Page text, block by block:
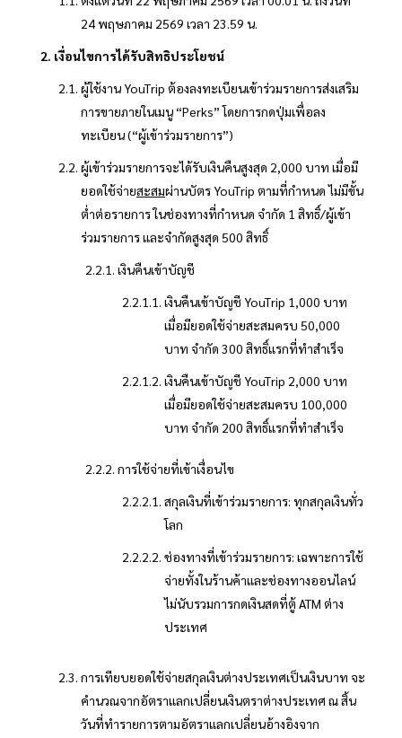
24 พฤษภาคม 2569 เวลา 23.59 น.
เงื่อนไขการได้รับสิทธิประโยชน์
ผู้ใช้งาน YouTrip ต้องลงทะเบียนเข้าร่วมรายการส่งเสริม
การขายภายในเมนู “Perks” โดยการกดปุ่มเพื่อลง
ทะเบียน (“ผู้เข้าร่วมรายการ”)
ผู้เข้าร่วมรายการจะได้รับเงินคืนสูงสุด 2,000 บาท เมื่อมี
ยอดใช้จ่ายสะสมผ่านบัตร YouTrip ตามที่กำหนด ไม่มีขั้น
ต่ำต่อรายการ ในช่องทางที่กำหนด จำกัด 1 สิทธิ์/ผู้เข้า
ร่วมรายการ และจำกัดสูงสุด 500 สิทธิ์
เงินคืนเข้าบัญชี
เงินคืนเข้าบัญชี YouTrip 1,000 บาท
เมื่อมียอดใช้จ่ายสะสมครบ 50,000
บาท จำกัด 300 สิทธิ์แรกที่ทำสำเร็จ
เงินคืนเข้าบัญชี YouTrip 2,000 บาท
เมื่อมียอดใช้จ่ายสะสมครบ 100,000
บาท จำกัด 200 สิทธิ์แรกที่ทำสำเร็จ
การใช้จ่ายที่เข้าเงื่อนไข
สกุลเงินที่เข้าร่วมรายการ: ทุกสกุลเงินทั่ว
โลก
ช่องทางที่เข้าร่วมรายการ: เฉพาะการใช้
จ่ายทั้งในร้านค้าและช่องทางออนไลน์
ไม่นับรวมการกดเงินสดที่ตู้ ATM ต่าง
ประเทศ
การเทียบยอดใช้จ่ายสกุลเงินต่างประเทศเป็นเงินบาท จะ
คำนวณจากอัตราแลกเปลี่ยนเงินตราต่างประเทศ ณ สิ้น
วันที่ทำรายการตามอัตราแลกเปลี่ยนอ้างอิงจาก